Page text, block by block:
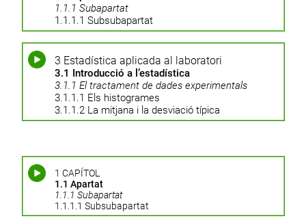
1.1.1 Subapartat
1.1.1.1 Subsubapartat
3 Estadística aplicada al laboratori
3.1 Introducció a l’estadística
3.1.1 El tractament de dades experimentals
3.1.1.1 Els histogrames
3.1.1.2 La mitjana i la desviació típica
1 CAPÍTOL
1.1 Apartat
1.1.1 Subapartat
1.1.1.1 Subsubapartat